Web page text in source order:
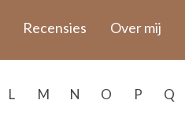
Recensies Over mij
L M N O P Q